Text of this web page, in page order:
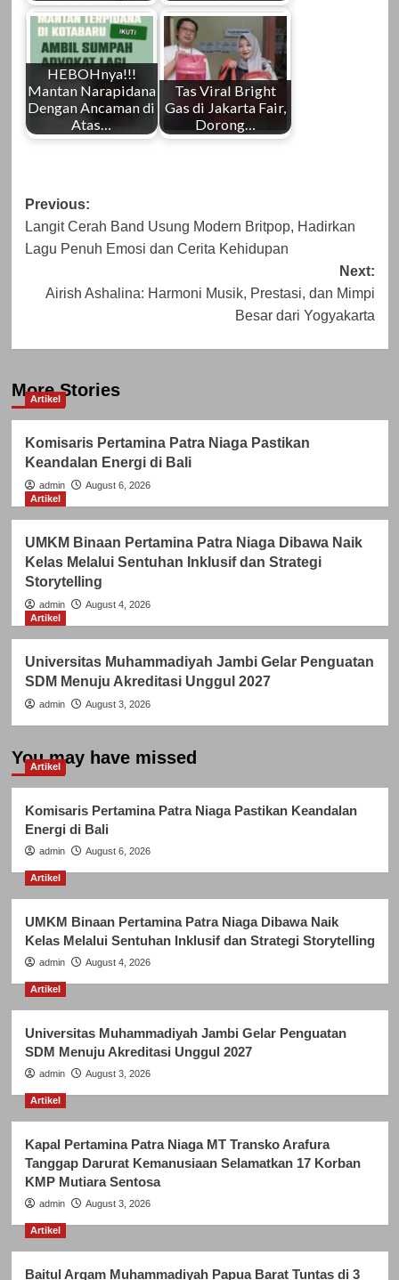
HEBOHnya!!!
Mantan Narapidana
Dengan Ancaman di
Atas…
Tas Viral Bright
Gas di Jakarta Fair,
Dorong…
Post
navigation
Previous:
Langit Cerah Band Usung Modern Britpop, Hadirkan
Lagu Penuh Emosi dan Cerita Kehidupan
Next:
Airish Ashalina: Harmoni Musik, Prestasi, dan Mimpi
Besar dari Yogyakarta
More Stories
Artikel
Komisaris Pertamina Patra Niaga Pastikan
Keandalan Energi di Bali
admin
August 6, 2026
Artikel
UMKM Binaan Pertamina Patra Niaga Dibawa Naik
Kelas Melalui Sentuhan Inklusif dan Strategi
Storytelling
admin
August 4, 2026
Artikel
Universitas Muhammadiyah Jambi Gelar Penguatan
SDM Menuju Akreditasi Unggul 2027
admin August 3, 2026
You may have missed
Artikel
Komisaris Pertamina Patra Niaga Pastikan Keandalan
Energi di Bali
admin August 6, 2026
Artikel
UMKM Binaan Pertamina Patra Niaga Dibawa Naik
Kelas Melalui Sentuhan Inklusif dan Strategi Storytelling
admin August 4, 2026
Artikel
Universitas Muhammadiyah Jambi Gelar Penguatan
SDM Menuju Akreditasi Unggul 2027
admin August 3, 2026
Artikel
Kapal Pertamina Patra Niaga MT Transko Arafura
Tanggap Darurat Kemanusiaan Selamatkan 17 Korban
KMP Mutiara Sentosa
admin August 3, 2026
Artikel
Baitul Arqam Muhammadiyah Papua Barat Tuntas di 3